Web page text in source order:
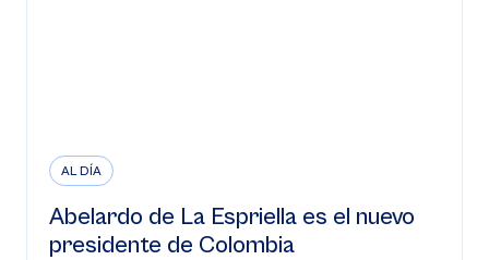
AL DÍA
Abelardo de La Espriella es el nuevo
presidente de Colombia